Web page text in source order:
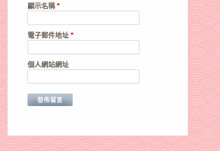
顯示名稱*
電子郵件地址 *
個人網站網址